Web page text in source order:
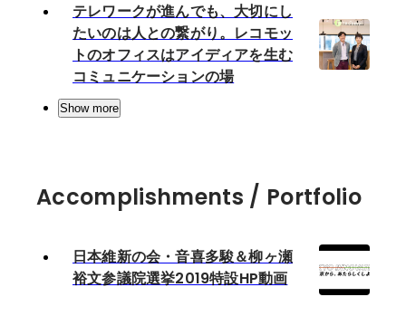
テレワークが進んでも、大切にし
たいのは人との繋がり。レコモッ
トのオフィスはアイディアを生む
コミュニケーションの場
Show more
Accomplishments / Portfolio
日本維新の会・音喜多駿＆柳ヶ瀬
裕文参議院選挙2019特設HP動画